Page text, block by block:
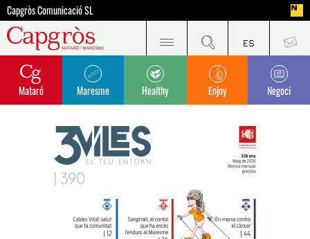
Capgròs Comunicació SL
Mataró Maresme Healthy Enjoy Negoci